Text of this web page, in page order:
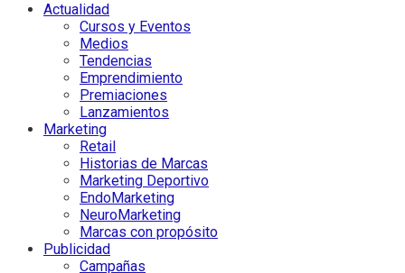
Actualidad
Cursos y Eventos
Medios
Tendencias
Emprendimiento
Premiaciones
Lanzamientos
Marketing
Retail
Historias de Marcas
Marketing Deportivo
EndoMarketing
NeuroMarketing
Marcas con propósito
Publicidad
Campañas